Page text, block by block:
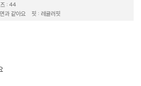
: 44
과 같아요 핏 : 레귤러핏